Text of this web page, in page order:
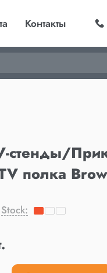
Контакты
полка
Stock: